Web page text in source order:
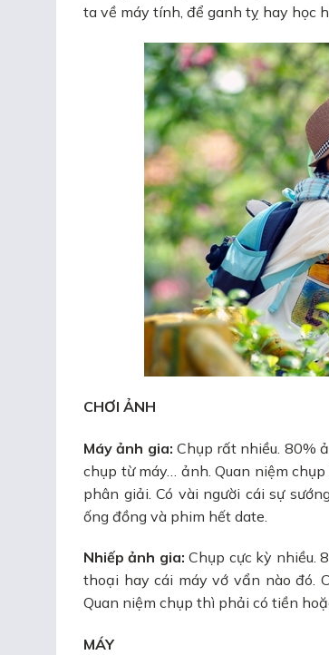
ta về máy tính, để ganh tỵ hay học
CHƠI ẢNH
Máy ảnh gia: Chụp rất nhiều. 80%
chụp từ máy… ảnh. Quan niệm
phân giải. Có vài người cái sự
ống đồng và phim hết date.
Nhiếp ảnh gia: Chụp cực kỳ nhiều.
thoại hay cái máy vớ vẩn nào đó.
Quan niệm chụp thì phải có tiền
MÁY